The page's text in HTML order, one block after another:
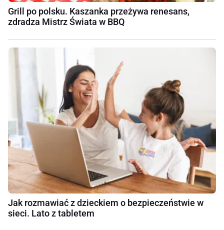
Grill po polsku. Kaszanka przeżywa renesans,
zdradza Mistrz Świata w BBQ
Jak rozmawiać z dzieckiem o bezpieczeństwie w
sieci. Lato z tabletem